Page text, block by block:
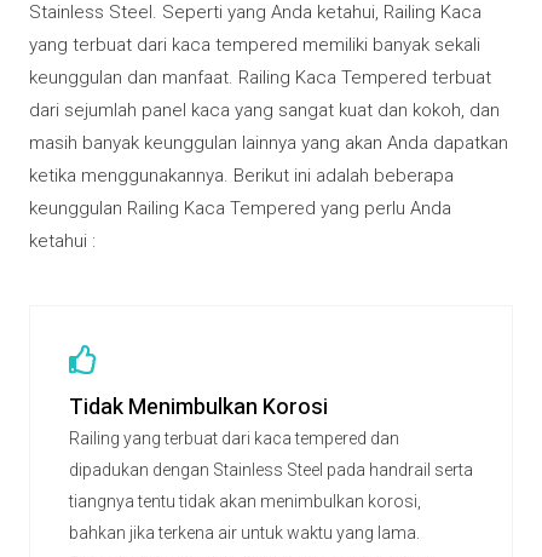
Stainless Steel. Seperti yang Anda ketahui, Railing Kaca
yang terbuat dari kaca tempered memiliki banyak sekali
keunggulan dan manfaat. Railing Kaca Tempered terbuat
dari sejumlah panel kaca yang sangat kuat dan kokoh, dan
masih banyak keunggulan lainnya yang akan Anda dapatkan
ketika menggunakannya. Berikut ini adalah beberapa
keunggulan Railing Kaca Tempered yang perlu Anda
ketahui :
Tidak Menimbulkan Korosi
Railing yang terbuat dari kaca tempered dan
dipadukan dengan Stainless Steel pada handrail serta
tiangnya tentu tidak akan menimbulkan korosi,
bahkan jika terkena air untuk waktu yang lama.